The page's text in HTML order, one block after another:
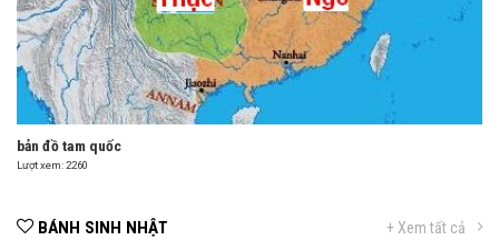
bản đồ tam quốc
Lượt xem: 2260
BÁNH SINH NHẬT + Xem tất cả